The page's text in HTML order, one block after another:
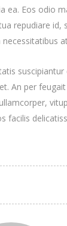
ea. Eos odio
repudiare
necessitatibus
An per
facilis